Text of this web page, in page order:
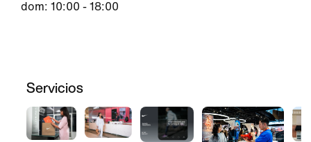
dom: 10:00 - 18:00
Servicios